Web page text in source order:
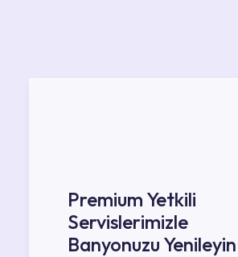
Premium Yetkili
Servislerimizle
Banyonuzu Yenileyin